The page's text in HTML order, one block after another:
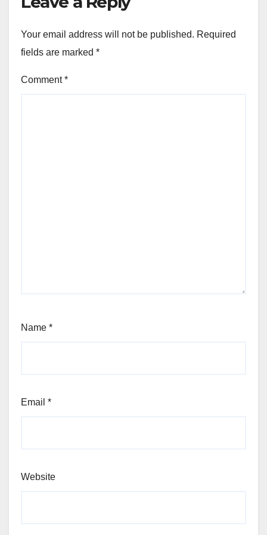
Your email address will not be published. Required
fields are marked *
Comment*
Name *
Email *
Website